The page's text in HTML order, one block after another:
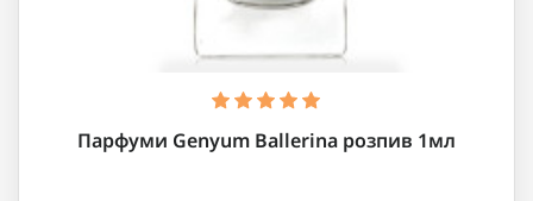
Парфуми Genyum Ballerina розпив 1мл